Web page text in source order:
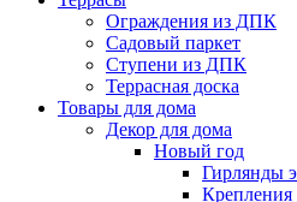
Ограждения из ДПК
Садовый паркет
Ступени из ДПК
Террасная доска
Товары для дома
Декор для дома
Новый год
Гирлянды
Крепления